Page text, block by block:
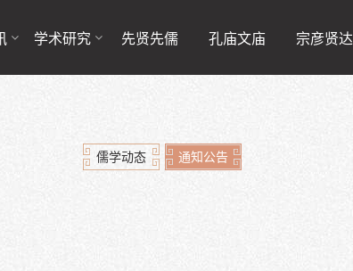
学术研究 先贤先儒 孔庙文庙 宗彦贤达
儒学动态 通知公告